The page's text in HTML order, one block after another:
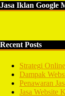
Jasa Iklan Google
Recent Posts
Strategi
Dampak
Penawaran
Jasa Website